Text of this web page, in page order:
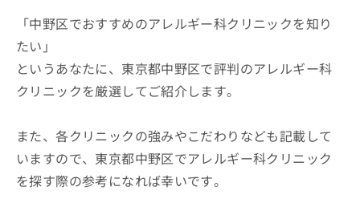
「中野区でおすすめのアレルギー科クリニックを知り
たい」
というあなたに、東京都中野区で評判のアレルギー科
クリニックを厳選してご紹介します。
また、各クリニックの強みやこだわりなども記載して
いますので、東京都中野区でアレルギー科クリニック
を探す際の参考になれば幸いです。
ビ
関
す
る
お
い
わ
せ
ら
広
告
出
の
問
い
広
告
代
店
方
は